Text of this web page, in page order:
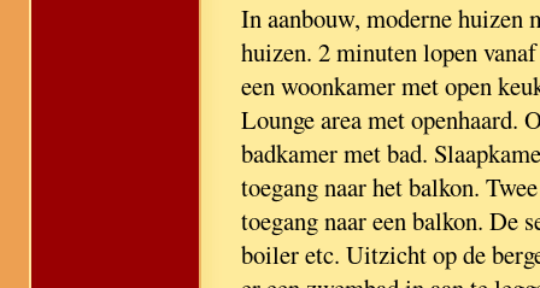
In aanbouw, moderne huizen
huizen. 2 minuten lopen
een woonkamer met open
Lounge area met openhaard.
badkamer met bad.
toegang naar het balkon.
toegang naar een balkon. De
boiler etc. Uitzicht op de